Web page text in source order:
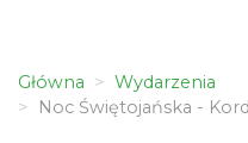
Główna
Wydarzenia
Noc Świętojańska -